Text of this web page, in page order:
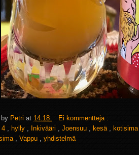
by Petri at 14.18
Ei kommentteja :
4 , hylly , Inkivääri , Joensuu , kesä , kotisima
, Vappu , yhdistelmä